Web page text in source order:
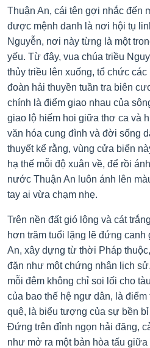
Thuận An, cái tên gợi nhắc đến
được mệnh danh là nơi hội tụ
Nguyễn, nơi này từng là một
yếu. Từ đây, vua chúa triều
thủy triều lên xuống, tổ chức
đoàn hải thuyền tuần tra biên
chính là điểm giao nhau của
giao lộ hiếm hoi giữa thơ ca và
văn hóa cung đình và đời sống
thuyết kể rằng, vùng cửa biển
hạ thế mỗi độ xuân về, để rồi
nước Thuận An luôn ánh lên
tay ai vừa chạm nhẹ.
Trên nền đất gió lộng và cát
hơn trăm tuổi lặng lẽ đứng
An, xây dựng từ thời Pháp
đặn như một chứng nhân lịch
mỗi đêm không chỉ soi lối cho
của bao thế hệ ngư dân, là
quê, là biểu tượng của sự bền
Đứng trên đỉnh ngọn hải đăng,
như mở ra một bản hòa tấu